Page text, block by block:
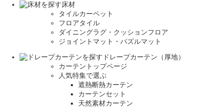
床材
タイルカーペット
フロアタイル
ダイニングラグ・クッションフロア
ジョイントマット・パズルマット
ドレープカーテン（厚地）
カーテントップページ
人気特集で選ぶ
遮熱断熱カーテン
カーテンセット
天然素材カーテン